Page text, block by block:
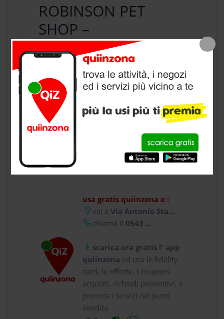
ROBINSON PET
SHOP –
FORLIMPOPOLI
negozio animali a Forlimpopoli,
provincia di Forli Cesena
CONTATTI
usa gratis quiinzona e :
vai aVia Antonio Sta...
chiama il 0543 ...
scarica ora gratis l' app
quiinzona ed usa le fidelity
card, le offerte, i coupons
acquisti, richiedi preventivi, e
prenota i servizi nei punti
vendita